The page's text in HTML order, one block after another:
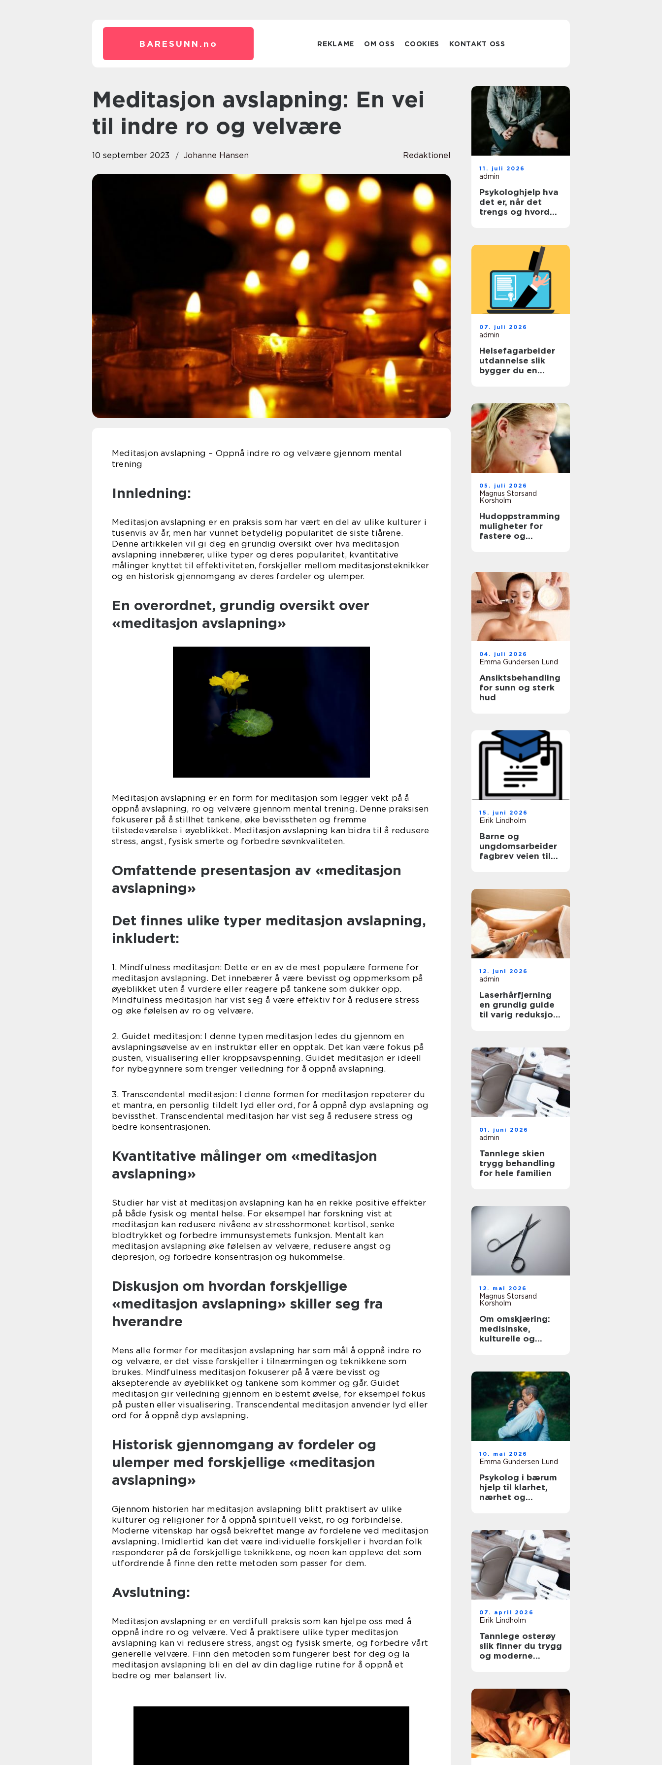
BARESUNN. no REKLAME OM OSS COOKIES KONTAKT OSS
Meditasjon avslapning: En vei
til indre ro og velvære
10 september 2023 Johanne Hansen Redaktionel
Meditasjon avslapning – Oppnå indre ro og velvære gjennom mental
trening
Innledning:
Meditasjon avslapning er en praksis som har vært en del av ulike kulturer i
tusenvis av år, men har vunnet betydelig popularitet de siste tiårene.
Denne artikkelen vil gi deg en grundig oversikt over hva meditasjon
avslapning innebærer, ulike typer og deres popularitet, kvantitative
målinger knyttet til effektiviteten, forskjeller mellom meditasjonsteknikker
og en historisk gjennomgang av deres fordeler og ulemper.
En overordnet, grundig oversikt over
«meditasjon avslapning»
Meditasjon avslapning er en form for meditasjon som legger vekt på å
oppnå avslapning, ro og velvære gjennom mental trening. Denne praksisen
fokuserer på å stillhet tankene, øke bevisstheten og fremme
tilstedeværelse i øyeblikket. Meditasjon avslapning kan bidra til å redusere
stress, angst, fysisk smerte og forbedre søvnkvaliteten.
Omfattende presentasjon av «meditasjon
avslapning»
Det finnes ulike typer meditasjon avslapning,
inkludert:
1. Mindfulness meditasjon: Dette er en av de mest populære formene for
meditasjon avslapning. Det innebærer å være bevisst og oppmerksom på
øyeblikket uten å vurdere eller reagere på tankene som dukker opp.
Mindfulness meditasjon har vist seg å være effektiv for å redusere stress
og øke følelsen av ro og velvære.
2. Guidet meditasjon: I denne typen meditasjon ledes du gjennom en
avslapningsøvelse av en instruktør eller en opptak. Det kan være fokus på
pusten, visualisering eller kroppsavspenning. Guidet meditasjon er ideell
for nybegynnere som trenger veiledning for å oppnå avslapning.
3. Transcendental meditasjon: I denne formen for meditasjon repeterer du
et mantra, en personlig tildelt lyd eller ord, for å oppnå dyp avslapning og
bevissthet. Transcendental meditasjon har vist seg å redusere stress og
bedre konsentrasjonen.
Kvantitative målinger om «meditasjon
avslapning»
Studier har vist at meditasjon avslapning kan ha en rekke positive effekter
på både fysisk og mental helse. For eksempel har forskning vist at
meditasjon kan redusere nivåene av stresshormonet kortisol, senke
blodtrykket og forbedre immunsystemets funksjon. Mentalt kan
meditasjon avslapning øke følelsen av velvære, redusere angst og
depresjon, og forbedre konsentrasjon og hukommelse.
Diskusjon om hvordan forskjellige
«meditasjon avslapning» skiller seg fra
hverandre
Mens alle former for meditasjon avslapning har som mål å oppnå indre ro
og velvære, er det visse forskjeller i tilnærmingen og teknikkene som
brukes. Mindfulness meditasjon fokuserer på å være bevisst og
aksepterende av øyeblikket og tankene som kommer og går. Guidet
meditasjon gir veiledning gjennom en bestemt øvelse, for eksempel fokus
på pusten eller visualisering. Transcendental meditasjon anvender lyd eller
ord for å oppnå dyp avslapning.
Historisk gjennomgang av fordeler og
ulemper med forskjellige «meditasjon
avslapning»
Gjennom historien har meditasjon avslapning blitt praktisert av ulike
kulturer og religioner for å oppnå spirituell vekst, ro og forbindelse.
Moderne vitenskap har også bekreftet mange av fordelene ved meditasjon
avslapning. Imidlertid kan det være individuelle forskjeller i hvordan folk
responderer på de forskjellige teknikkene, og noen kan oppleve det som
utfordrende å finne den rette metoden som passer for dem.
Avslutning:
Meditasjon avslapning er en verdifull praksis som kan hjelpe oss med å
oppnå indre ro og velvære. Ved å praktisere ulike typer meditasjon
avslapning kan vi redusere stress, angst og fysisk smerte, og forbedre vårt
generelle velvære. Finn den metoden som fungerer best for deg og la
meditasjon avslapning bli en del av din daglige rutine for å oppnå et
bedre og mer balansert liv.
11. juli 2026
admin
Psykologhjelp hva
det er, når det
trengs og hvordan
07. juli 2026
admin
Helsefagarbeider
utdannelse slik
bygger du en
05. juli 2026
Magnus Storsand
Korsholm
Hudoppstramming
muligheter for
fastere og
04. juli 2026
Emma Gundersen Lund
Ansiktsbehandling
for sunn og sterk
hud
15. juni 2026
Eirik Lindholm
Barne og
ungdomsarbeider
fagbrev veien til
12. juni 2026
admin
Laserhårfjerning
en grundig guide
til varig reduksjon
01. juni 2026
admin
Tannlege skien
trygg behandling
for hele familien
12. mai 2026
Magnus Storsand
Korsholm
Om omskjæring:
medisinske,
kulturelle og
10. mai 2026
Emma Gundersen Lund
Psykolog i bærum
hjelp til klarhet,
nærhet og
07. april 2026
Eirik Lindholm
Tannlege osterøy
slik finner du trygg
og moderne